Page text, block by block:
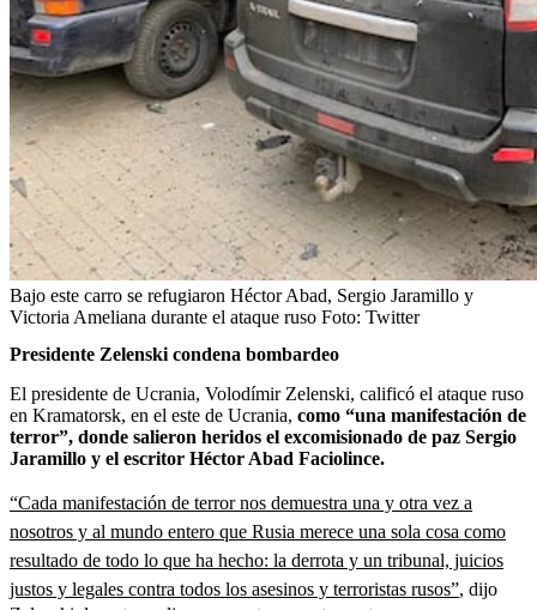
Bajo este carro se refugiaron Héctor Abad, Sergio Jaramillo y
Victoria Ameliana durante el ataque ruso Foto: Twitter
Presidente Zelenski condena bombardeo
El presidente de Ucrania, Volodímir Zelenski, calificó el ataque ruso
en Kramatorsk, en el este de Ucrania, como “una manifestación de
terror”, donde salieron heridos el excomisionado de paz Sergio
Jaramillo y el escritor Héctor Abad Faciolince.
“Cada manifestación de terror nos demuestra una y otra vez a
nosotros y al mundo entero que Rusia merece una sola cosa como
resultado de todo lo que ha hecho: la derrota y un tribunal, juicios
justos y legales contra todos los asesinos y terroristas rusos”, dijo